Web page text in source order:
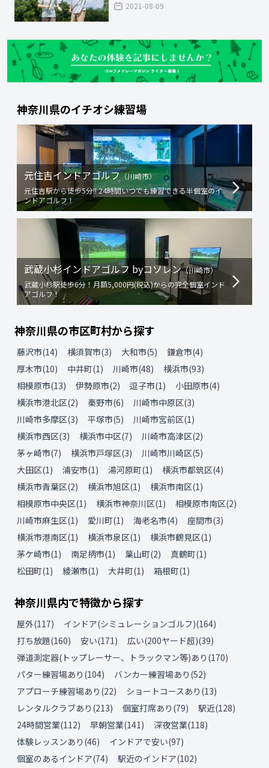
2021-08-09
神奈川県のイチオシ練習場
元住吉インドアゴルフ（川崎市）
元住吉駅から徒歩5分!! 24時間いつでも練習できる半個室のイ
ンドアゴルフ！
武蔵小杉インドアゴルフ byコソレン（川崎市）
武蔵小杉駅徒歩6分！月額5,000円(税込)からの完全個室インド
アゴルフ！
神奈川県の市区町村から探す
藤沢市(14) 横須賀市(3) 大和市(5) 鎌倉市(4)
厚木市(10) 中井町(1) 川崎市(48) 横浜市(93)
相模原市(13) 伊勢原市(2) 逗子市(1) 小田原市(4)
横浜市港北区(2) 秦野市(6) 川崎市中原区(3)
川崎市多摩区(3) 平塚市(5) 川崎市宮前区(1)
横浜市西区(3) 横浜市中区(7) 川崎市高津区(2)
茅ヶ崎市(7) 横浜市戸塚区(3) 川崎市川崎区(5)
大田区(1) 浦安市(1) 湯河原町(1) 横浜市都筑区(4)
横浜市青葉区(2) 横浜市旭区(1) 横浜市南区(1)
相模原市中央区(1) 横浜市神奈川区(1) 相模原市南区(2)
川崎市麻生区(1) 愛川町(1) 海老名市(4) 座間市(3)
横浜市港南区(1) 横浜市泉区(1) 横浜市鶴見区(1)
茅ケ崎市(1) 南足柄市(1) 葉山町(2) 真鶴町(1)
松田町(1) 綾瀬市(1) 大井町(1) 箱根町(1)
神奈川県内で特徴から探す
屋外(117) インドア(シミュレーションゴルフ)(164)
打ち放題(160) 安い(171) 広い(200ヤード超)(39)
弾道測定器(トップレーサー、トラックマン等)あり (170)
パター練習場あり (104) バンカー練習場あり (52)
アプローチ練習場あり (22) ショートコースあり (13)
レンタルクラブあり (213) 個室打席あり (79) 駅近(128)
24時間営業(112) 早朝営業(141) 深夜営業(118)
体験レッスンあり (46) インドアで安い(97)
個室のあるインドア(74) 駅近のインドア(102)